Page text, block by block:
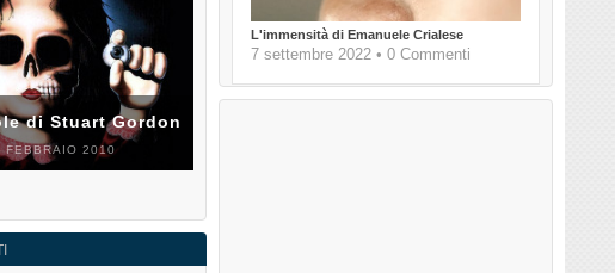
L'immensità di Emanuele Crialese
7 settembre 2022 • 0 Commenti
di Stuart Gordon
FEBBRAIO 2010